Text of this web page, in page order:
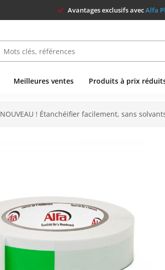
Avantages exclusifs avecAlfa
Meilleures ventes Produits à prix
NOUVEAU ! Étanchéifier facilement, sans